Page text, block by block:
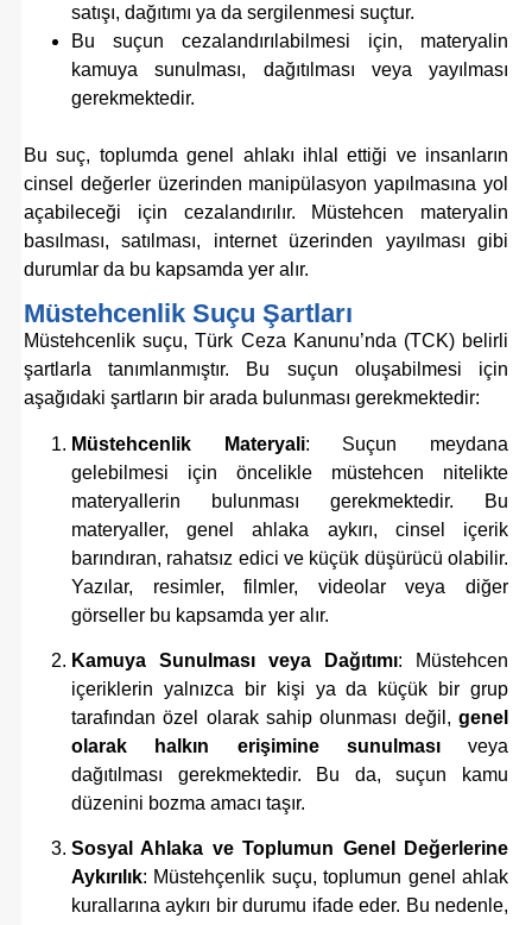
satışı, dağıtımı ya da sergilenmesi suçtur.
Bu suçun cezalandırılabilmesi için, materyalin
kamuya sunulması, dağıtılması veya yayılması
gerekmektedir.
Bu suç, toplumda genel ahlakı ihlal ettiği ve insanların
cinsel değerler üzerinden manipülasyon yapılmasına yol
açabileceği için cezalandırılır. Müstehcen materyalin
basılması, satılması, internet üzerinden yayılması gibi
durumlar da bu kapsamda yer alır.
Müstehcenlik Suçu Şartları
Müstehcenlik suçu, Türk Ceza Kanunu’nda (TCK) belirli
şartlarla tanımlanmıştır. Bu suçun oluşabilmesi için
aşağıdaki şartların bir arada bulunması gerekmektedir:
Müstehcenlik Materyali: Suçun meydana
gelebilmesi için öncelikle müstehcen nitelikte
materyallerin bulunması gerekmektedir. Bu
materyaller, genel ahlaka aykırı, cinsel içerik
barındıran, rahatsız edici ve küçük düşürücü olabilir.
Yazılar, resimler, filmler, videolar veya diğer
görseller bu kapsamda yer alır.
Kamuya Sunulması veya Dağıtımı: Müstehcen
içeriklerin yalnızca bir kişi ya da küçük bir grup
tarafından özel olarak sahip olunması değil, genel
olarak halkın erişimine sunulmasıveya
dağıtılması gerekmektedir. Bu da, suçun kamu
düzenini bozma amacı taşır.
Sosyal Ahlaka ve Toplumun Genel Değerlerine
Aykırılık: Müstehçenlik suçu, toplumun genel ahlak
kurallarına aykırı bir durumu ifade eder. Bu nedenle,